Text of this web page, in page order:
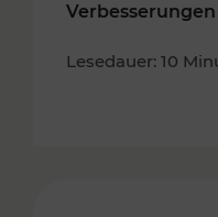
Lesedauer: 10